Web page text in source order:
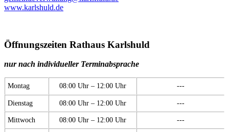
www.karlshuld.de
Öffnungszeiten Rathaus Karlshuld
nur nach individueller Terminabsprache
Montag 08:00 Uhr – 12:00 Uhr ---
Dienstag 08:00 Uhr – 12:00 Uhr ---
Mittwoch 08:00 Uhr – 12:00 Uhr ---